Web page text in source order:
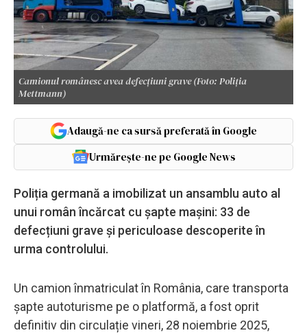
Camionul românesc avea defecțiuni grave (Foto: Poliția
Mettmann)
Adaugă-ne ca sursă preferată în Google
Urmărește-ne pe Google News
Poliția germană a imobilizat un ansamblu auto al
unui român încărcat cu șapte mașini: 33 de
defecțiuni grave și periculoase descoperite în
urma controlului.
Un camion înmatriculat în România, care transporta
șapte autoturisme pe o platformă, a fost oprit
definitiv din circulație vineri, 28 noiembrie 2025,